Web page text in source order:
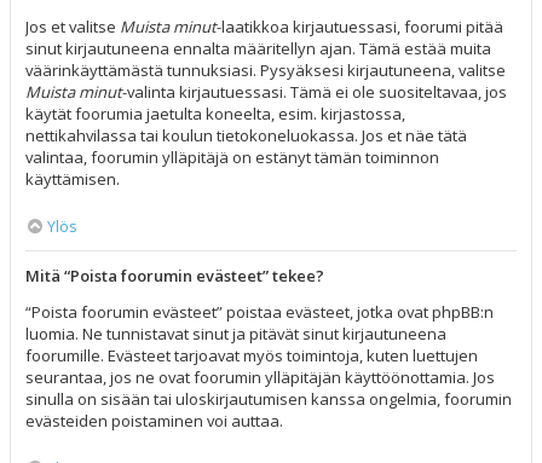
Jos et valitse Muista minut-laatikkoa kirjautuessasi, foorumi pitää
sinut kirjautuneena ennalta määritellyn ajan. Tämä estää muita
väärinkäyttämästä tunnuksiasi. Pysyäksesi kirjautuneena, valitse
Muista minut-valinta kirjautuessasi. Tämä ei ole suositeltavaa, jos
käytät foorumia jaetulta koneelta, esim. kirjastossa,
nettikahvilassa tai koulun tietokoneluokassa. Jos et näe tätä
valintaa, foorumin ylläpitäjä on estänyt tämän toiminnon
käyttämisen.
Ylös
Mitä “Poista foorumin evästeet” tekee?
“Poista foorumin evästeet” poistaa evästeet, jotka ovat phpBB:n
luomia. Ne tunnistavat sinut ja pitävät sinut kirjautuneena
foorumille. Evästeet tarjoavat myös toimintoja, kuten luettujen
seurantaa, jos ne ovat foorumin ylläpitäjän käyttöönottamia. Jos
sinulla on sisään tai uloskirjautumisen kanssa ongelmia, foorumin
evästeiden poistaminen voi auttaa.